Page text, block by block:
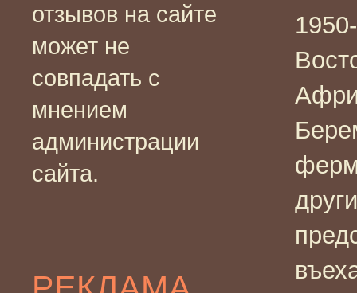
отзывов на сайте
может не
совпадать с
мнением
администрации
сайта.